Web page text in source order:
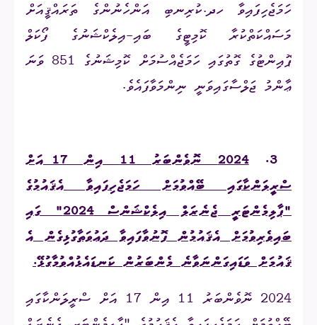
ހަމަޖެހިފައިވާ ހދ.ކުރިނބި އަންހެނުންގެ ތަރައްޤީއަށް
މަސައްކަތްކުރާ ކޮމިޓީގެ ބައި-އިލެކްޝަނުގެ ފޯކަލް
ޕޮއިންޓުގެ ގޮތުގައި ހަމަޖެއްސުމަށް ކޮމިޝަނުގެ 851 ވަނަ
ޢާންމު ޖަލްސާގައިވަނީ ނިންމަވާފައެވެ.
3.
2024 ނޮވެންބަރު 11 އިން 17 އަށް
ސްރީލަންކާގައި ބޭއްވުމަށް ހަމަޖެހިފައިވާ އެޤައުމުގެ
"ޕާލިމެންޓަރީ ޖެނެރަލް އިލެކްޝަންސް 2024" ގައި
ބައިވެރިވުމަށް އެޤައުމުން ފޮނުވާފައިވާ ދަޢުވަތާގުޅިގެން އެ
ޤައުމަށް ވަޑައިގަންނަވާނެ މެންބަރުން ކަނޑައެޅުއްވުމާގުޅޭ.
2024 ނޮވެންބަރު 11 އިން 17 އަށް ސްރީލަންކާގައި